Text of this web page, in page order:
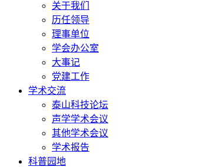
关于我们
历任领导
理事单位
学会办公室
大事记
党建工作
学术交流
泰山科技论坛
声学学术会议
其他学术会议
学术报告
科普园地